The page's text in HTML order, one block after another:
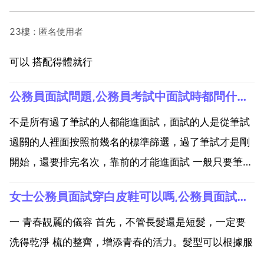
23樓：匿名使用者
可以 搭配得體就行
公務員面試問題,公務員考試中面試時都問什麼樣的問題？謝謝
不是所有過了筆試的人都能進面試，面試的人是從筆試
過關的人裡面按照前幾名的標準篩選，過了筆試才是剛
開始，還要排完名次，靠前的才能進面試 一般只要筆試
證，在由用人單位組織考試。公 中面試時都問什麼樣的
問題？謝謝 一般情況下，有關個人背景的材料已填寫在
履歷表...
女士公務員面試穿白皮鞋可以嗎,公務員面試時,可以穿白色淺跟皮鞋嗎
一 青春靚麗的儀容 首先，不管長髮還是短髮，一定要
洗得乾淨 梳的整齊，增添青春的活力。髮型可以根據服